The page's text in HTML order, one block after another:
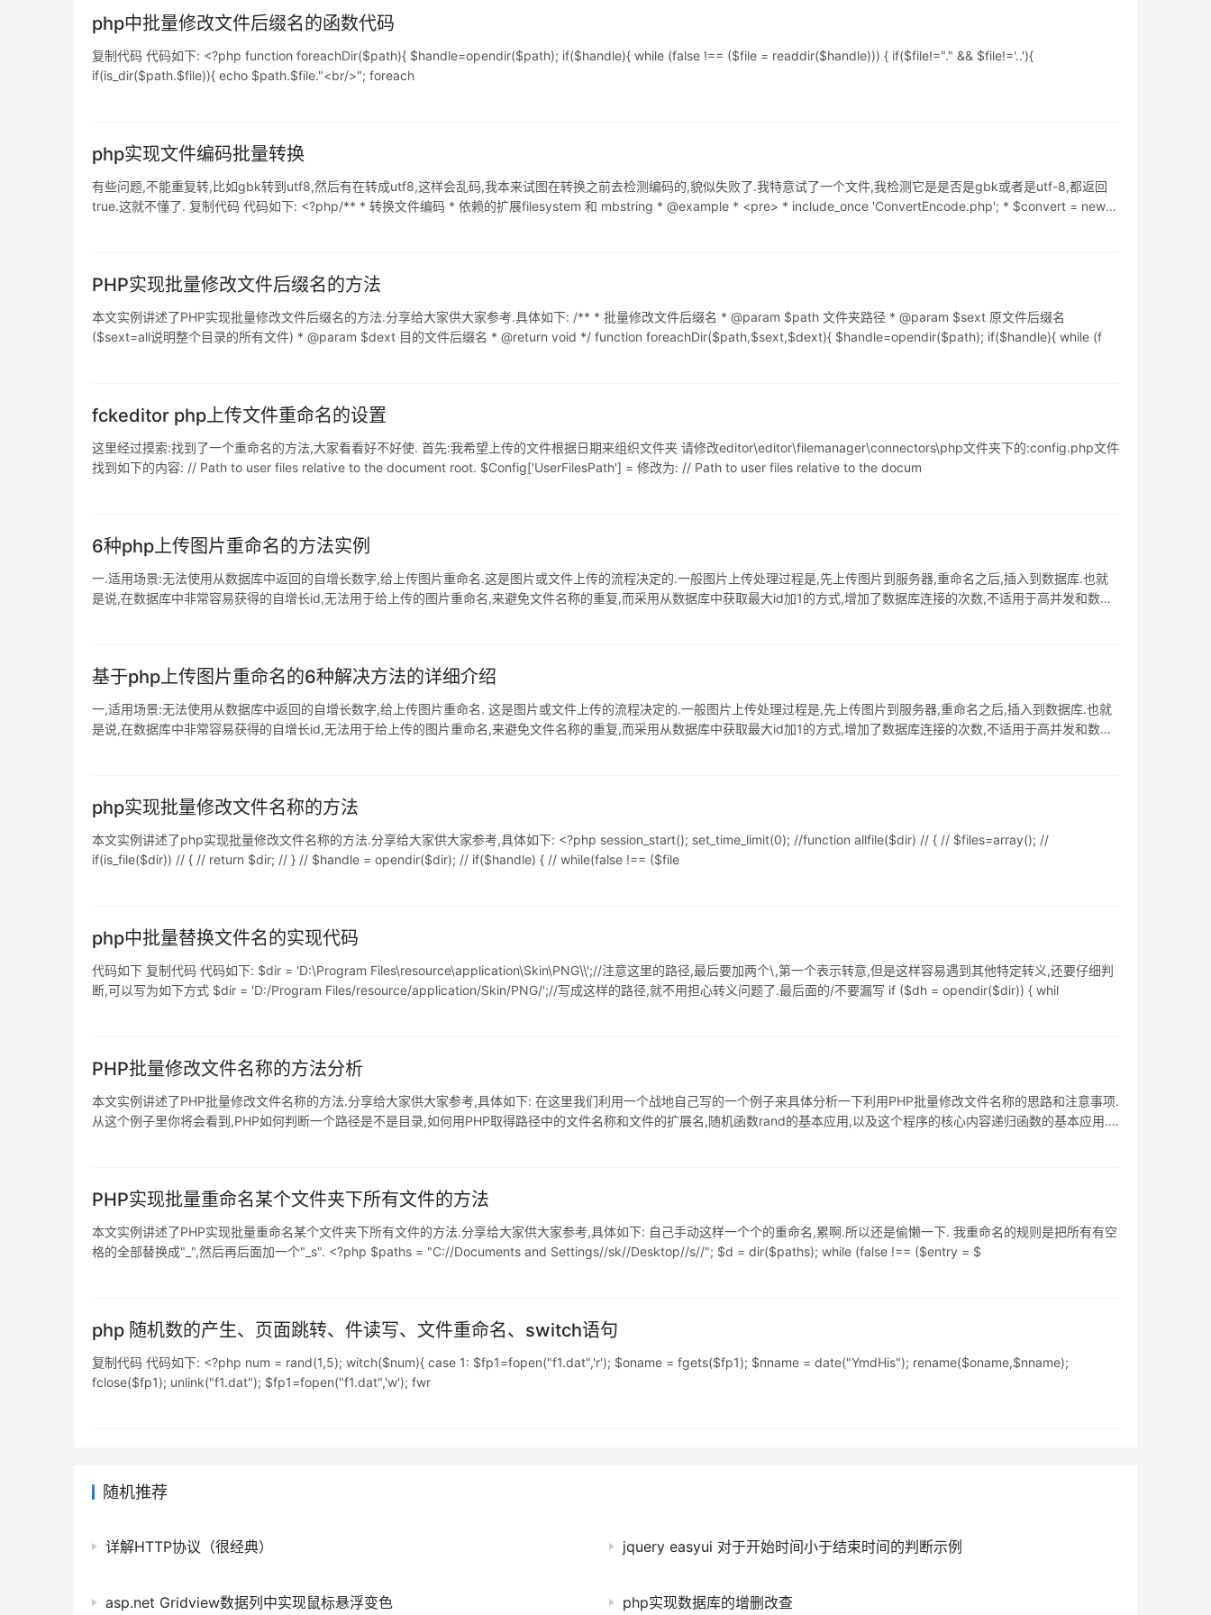
php中批量修改文件后缀名的函数代码
复制代码 代码如下: <?php function foreachDir($path){ $handle=opendir($path); if($handle){ while (false !== ($file = readdir($handle))) { if($file!="." && $file!='..'){
if(is_dir($path.$file)){ echo $path.$file."<br/>"; foreach
php实现文件编码批量转换
有些问题,不能重复转,比如gbk转到utf8,然后有在转成utf8,这样会乱码,我本来试图在转换之前去检测编码的,貌似失败了.我特意试了一个文件,我检测它是是否是gbk或者是utf-8,都返回
true.这就不懂了. 复制代码 代码如下: <?php/** * 转换文件编码 * 依赖的扩展filesystem 和 mbstring * @example * <pre> * include_once 'ConvertEncode.php'; * $convert = new
PHP实现批量修改文件后缀名的方法
本文实例讲述了PHP实现批量修改文件后缀名的方法.分享给大家供大家参考.具体如下: /** * 批量修改文件后缀名 * @param $path 文件夹路径 * @param $sext 原文件后缀名
($sext=all说明整个目录的所有文件) * @param $dext 目的文件后缀名 * @return void */ function foreachDir($path,$sext,$dext){ $handle=opendir($path); if($handle){ while (f
fckeditor php上传文件重命名的设置
这里经过摸索:找到了一个重命名的方法,大家看看好不好使. 首先:我希望上传的文件根据日期来组织文件夹 请修改editor\editor\filemanager\connectors\php文件夹下的:config.php文件
找到如下的内容: // Path to user files relative to the document root. $Config['UserFilesPath'] = 修改为: // Path to user files relative to the docum
6种php上传图片重命名的方法实例
一.适用场景:无法使用从数据库中返回的自增长数字,给上传图片重命名.这是图片或文件上传的流程决定的.一般图片上传处理过程是,先上传图片到服务器,重命名之后,插入到数据库.也就
是说,在数据库中非常容易获得的自增长id,无法用于给上传的图片重命名,来避免文件名称的重复,而采用从数据库中获取最大id加1的方式,增加了数据库连接的次数,不适用于高并发和数据
基于php上传图片重命名的6种解决方法的详细介绍
一,适用场景:无法使用从数据库中返回的自增长数字,给上传图片重命名. 这是图片或文件上传的流程决定的.一般图片上传处理过程是,先上传图片到服务器,重命名之后,插入到数据库.也就
是说,在数据库中非常容易获得的自增长id,无法用于给上传的图片重命名,来避免文件名称的重复,而采用从数据库中获取最大id加1的方式,增加了数据库连接的次数,不适用于高并发和数据
php实现批量修改文件名称的方法
本文实例讲述了php实现批量修改文件名称的方法.分享给大家供大家参考,具体如下: <?php session_start(); set_time_limit(0); //function allfile($dir) // { // $files=array(); //
if(is_file($dir)) // { // return $dir; // } // $handle = opendir($dir); // if($handle) { // while(false !== ($file
php中批量替换文件名的实现代码
代码如下 复制代码 代码如下: $dir = 'D:\Program Files\resource\application\Skin\PNG\\';//注意这里的路径,最后要加两个\,第一个表示转意,但是这样容易遇到其他特定转义,还要仔细判
断,可以写为如下方式 $dir = 'D:/Program Files/resource/application/Skin/PNG/';//写成这样的路径,就不用担心转义问题了.最后面的/不要漏写 if ($dh = opendir($dir)) { whil
PHP批量修改文件名称的方法分析
本文实例讲述了PHP批量修改文件名称的方法.分享给大家供大家参考,具体如下: 在这里我们利用一个战地自己写的一个例子来具体分析一下利用PHP批量修改文件名称的思路和注意事项.
从这个例子里你将会看到,PHP如何判断一个路径是不是目录,如何用PHP取得路径中的文件名称和文件的扩展名,随机函数rand的基本应用,以及这个程序的核心内容递归函数的基本应用.
PHP实现批量重命名某个文件夹下所有文件的方法
本文实例讲述了PHP实现批量重命名某个文件夹下所有文件的方法.分享给大家供大家参考,具体如下: 自己手动这样一个个的重命名,累啊.所以还是偷懒一下. 我重命名的规则是把所有有空
格的全部替换成"_",然后再后面加一个"_s". <?php $paths = "C://Documents and Settings//sk//Desktop//s//"; $d = dir($paths); while (false !== ($entry = $
php 随机数的产生、页面跳转、件读写、文件重命名、switch语句
复制代码 代码如下: <?php num = rand(1,5); witch($num){ case 1: $fp1=fopen("f1.dat",'r'); $oname = fgets($fp1); $nname = date("YmdHis"); rename($oname,$nname);
fclose($fp1); unlink("f1.dat"); $fp1=fopen("f1.dat",'w'); fwr
随机推荐
详解HTTP协议（很经典） jquery easyui 对于开始时间小于结束时间的判断示例
asp.net Gridview数据列中实现鼠标悬浮变色 php实现数据库的增删改查